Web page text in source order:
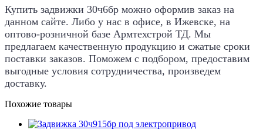
Купить задвижки 30ч6бр можно оформив заказ на
данном сайте. Либо у нас в офисе, в Ижевске, на
оптово-розничной базе Армтехстрой ТД. Мы
предлагаем качественную продукцию и сжатые сроки
поставки заказов. Поможем с подбором, предоставим
выгодные условия сотрудничества, произведем
доставку.
Похожие товары